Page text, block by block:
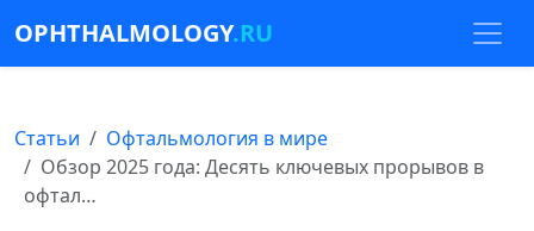
OPHTHALMOLOGY.RU
Статьи
Офтальмология в мире
Обзор 2025 года: Десять ключевых прорывов в
офтал…